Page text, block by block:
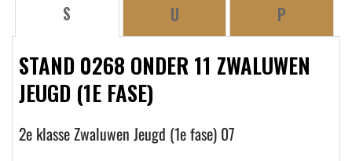
S U P
STAND 0268 ONDER 11 ZWALUWEN
JEUGD (1E FASE)
2e klasse Zwaluwen Jeugd (1e fase) 07